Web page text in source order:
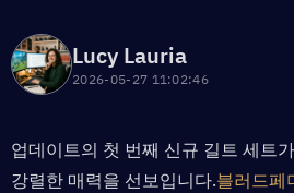
Lucy Lauria
2026-05-27 11:02:46
업데이트의 첫 번째 신규 길트 세트
강렬한 매력을 선보입니다.블러드페